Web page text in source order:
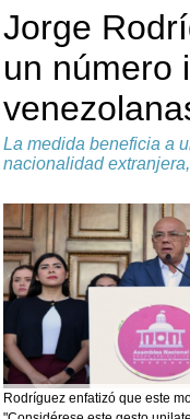
Jorge
un número
La medida beneficia a
nacionalidad
Rodríguez enfatizó que este